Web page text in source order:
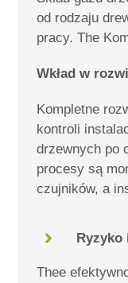
od rodzaju
pracy. The
Wkład w
Kompletne
kontroli
drzewnych po
procesy są
czujników, a
Thee